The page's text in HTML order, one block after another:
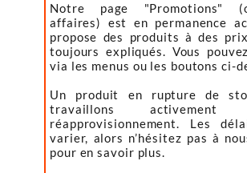
Notre page "Promotions"
affaires) est en permanence
propose des produits à des
toujours expliqués. Vous
via les menus ou les boutons ci-
Un produit en rupture de
travaillons
réapprovisionnement. Les
varier, alors n’hésitez pas à
pour en savoir plus.